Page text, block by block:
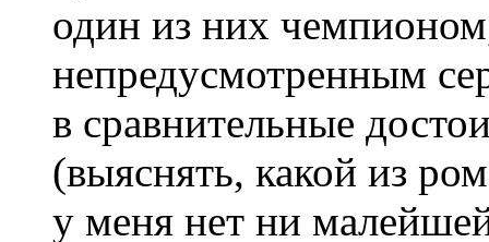
один из них
непредусмотренным
в сравнительные
(выяснять, какой из
у меня нет ни